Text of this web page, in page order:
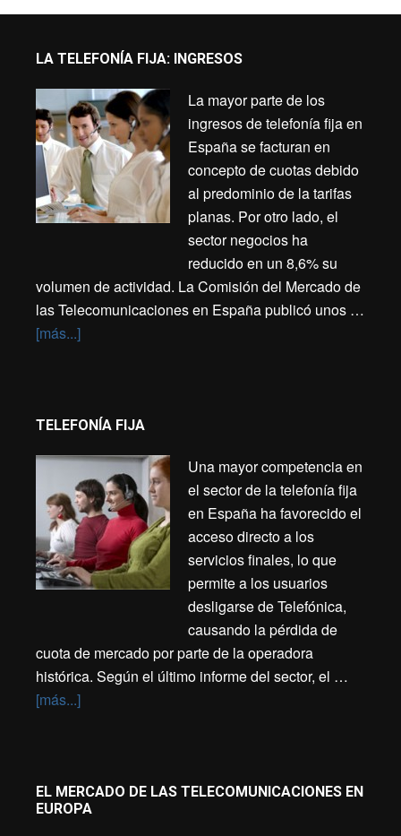
LA TELEFONÍA FIJA: INGRESOS
La mayor parte de los
ingresos de telefonía fija en
España se facturan en
concepto de cuotas debido
al predominio de la tarifas
planas. Por otro lado, el
sector negocios ha
reducido en un 8,6% su
volumen de actividad. La Comisión del Mercado de
las Telecomunicaciones en España publicó unos …
[más...]
TELEFONÍA FIJA
Una mayor competencia en
el sector de la telefonía fija
en España ha favorecido el
acceso directo a los
servicios finales, lo que
permite a los usuarios
desligarse de Telefónica,
causando la pérdida de
cuota de mercado por parte de la operadora
histórica. Según el último informe del sector, el …
[más...]
EL MERCADO DE LAS TELECOMUNICACIONES EN
EUROPA